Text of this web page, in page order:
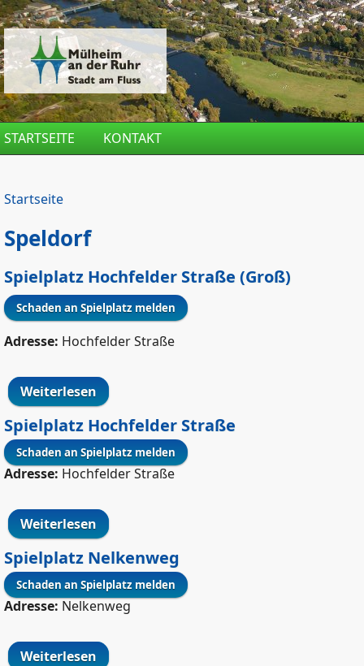
Direkt zum Inhalt
STARTSEITE KONTAKT
Startseite
Speldorf
Spielplatz Hochfelder Straße (Groß)
Adresse: Hochfelder Straße
Weiterlesen über Spielplatz Hochfelder Straße (Groß)
Spielplatz Hochfelder Straße
Adresse: Hochfelder Straße
Weiterlesen über Spielplatz Hochfelder Straße
Spielplatz Nelkenweg
Adresse: Nelkenweg
Weiterlesen über Spielplatz Nelkenweg